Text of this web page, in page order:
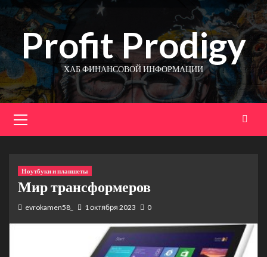
Перейти
содержимому
Profit Prodigy
ХАБ ФИНАНСОВОЙ ИНФОРМАЦИИ
меню
Ноутбуки и планшеты
Мир трансформеров
evrokamen58_ 1 октября 2023 0